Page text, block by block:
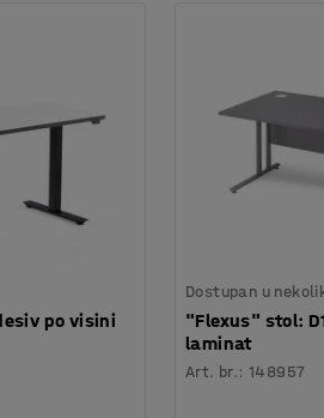
po visini
Dostupan u
"Flexus" stol:
laminat
Art. br.:148957